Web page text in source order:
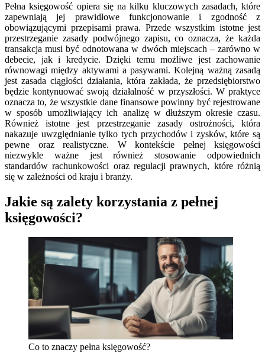
Pełna księgowość opiera się na kilku kluczowych zasadach, które
zapewniają jej prawidłowe funkcjonowanie i zgodność z
obowiązującymi przepisami prawa. Przede wszystkim istotne jest
przestrzeganie zasady podwójnego zapisu, co oznacza, że każda
transakcja musi być odnotowana w dwóch miejscach – zarówno w
debecie, jak i kredycie. Dzięki temu możliwe jest zachowanie
równowagi między aktywami a pasywami. Kolejną ważną zasadą
jest zasada ciągłości działania, która zakłada, że przedsiębiorstwo
będzie kontynuować swoją działalność w przyszłości. W praktyce
oznacza to, że wszystkie dane finansowe powinny być rejestrowane
w sposób umożliwiający ich analizę w dłuższym okresie czasu.
Również istotne jest przestrzeganie zasady ostrożności, która
nakazuje uwzględnianie tylko tych przychodów i zysków, które są
pewne oraz realistyczne. W kontekście pełnej księgowości
niezwykle ważne jest również stosowanie odpowiednich
standardów rachunkowości oraz regulacji prawnych, które różnią
się w zależności od kraju i branży.
Jakie są zalety korzystania z pełnej
księgowości?
Co to znaczy pełna księgowość?